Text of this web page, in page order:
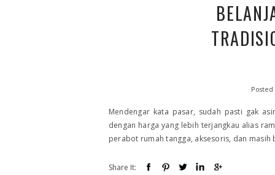
Mendengar kata pasar, sudah pasti gak
dengan harga yang lebih terjangkau alias
perabot rumah tangga, aksesoris, dan masih
Share It: